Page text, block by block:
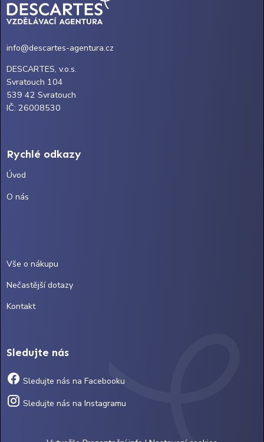
info@descartes-agentura.cz
DESCARTES, v.o.s.
Svratouch 104
539 42 Svratouch
IČ: 26008530
Rychlé odkazy
Úvod
O nás
Vše o nákupu
Nečastější dotazy
Kontakt
Sledujte nás
Sledujte nás na Facebooku
Sledujte nás na Instagramu